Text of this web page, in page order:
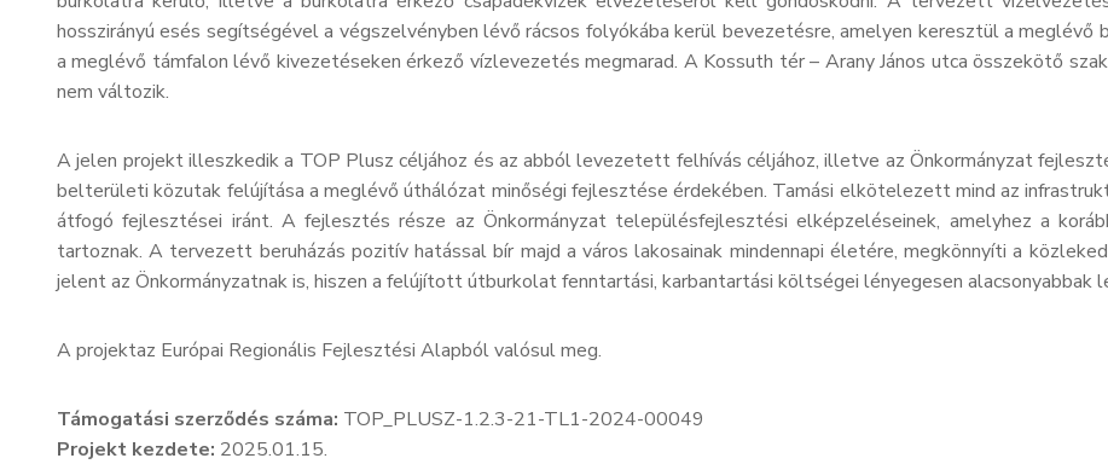
hosszirányú esés segítségével a végszelvényben lévő rácsos folyókába kerül bevezetésre, amelyen keresztül a
a meglévő támfalon lévő kivezetéseken érkező vízlevezetés megmarad. A Kossuth tér – Arany János utca összekötő
nem változik.
A jelen projekt illeszkedik a TOP Plusz céljához és az abból levezetett felhívás céljához, illetve az Önkormányzat
belterületi közutak felújítása a meglévő úthálózat minőségi fejlesztése érdekében. Tamási elkötelezett mind az
átfogó fejlesztései iránt. A fejlesztés része az Önkormányzat településfejlesztési elképzeléseinek, amelyhez a
tartoznak. A tervezett beruházás pozitív hatással bír majd a város lakosainak mindennapi életére, megkönnyíti a
jelent az Önkormányzatnak is, hiszen a felújított útburkolat fenntartási, karbantartási költségei lényegesen
A projektaz Európai Regionális Fejlesztési Alapból valósul meg.
Támogatási szerződés száma: TOP_PLUSZ-1.2.3-21-TL1-2024-00049
Projekt kezdete: 2025.01.15.